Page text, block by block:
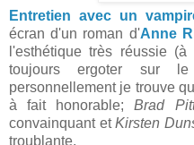
Entretien avec un
écran d'un roman d'Anne
l'esthétique très réussie
toujours ergoter sur
personnellement je trouve
à fait honorable;Brad
convainquant etKirsten
troublante.